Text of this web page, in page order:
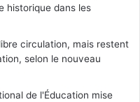
historique dans les
circulation, mais restent
selon le nouveau
de l'Éducation mise